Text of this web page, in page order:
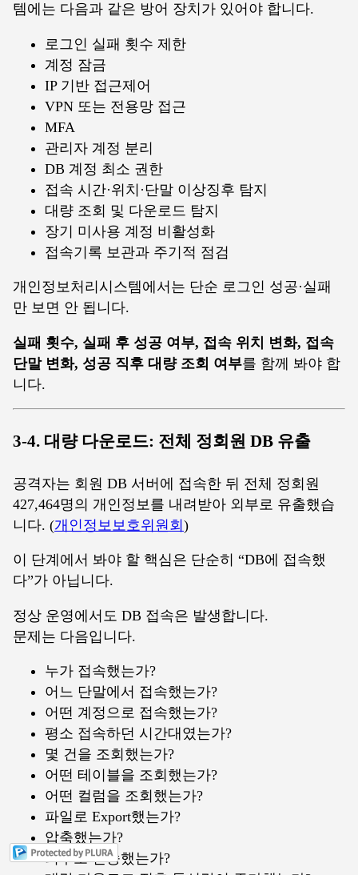
템에는 다음과 같은 방어 장치가 있어야 합니다.
로그인 실패 횟수 제한
계정 잠금
IP 기반 접근제어
VPN 또는 전용망 접근
MFA
관리자 계정 분리
DB 계정 최소 권한
접속 시간·위치·단말 이상징후 탐지
대량 조회 및 다운로드 탐지
장기 미사용 계정 비활성화
접속기록 보관과 주기적 점검
개인정보처리시스템에서는 단순 로그인 성공·실패
만 보면 안 됩니다.
실패 횟수, 실패 후 성공 여부, 접속 위치 변화, 접속
단말 변화, 성공 직후 대량 조회 여부를 함께 봐야 합
니다.
3-4. 대량 다운로드: 전체 정회원 DB 유출
공격자는 회원 DB 서버에 접속한 뒤 전체 정회원
427,464명의 개인정보를 내려받아 외부로 유출했습
니다. (개인정보보호위원회)
이 단계에서 봐야 할 핵심은 단순히 “DB에 접속했
다”가 아닙니다.
정상 운영에서도 DB 접속은 발생합니다.
문제는 다음입니다.
누가 접속했는가?
어느 단말에서 접속했는가?
어떤 계정으로 접속했는가?
평소 접속하던 시간대였는가?
몇 건을 조회했는가?
어떤 테이블을 조회했는가?
어떤 컬럼을 조회했는가?
파일로 Export했는가?
압축했는가?
외부로 전송했는가?